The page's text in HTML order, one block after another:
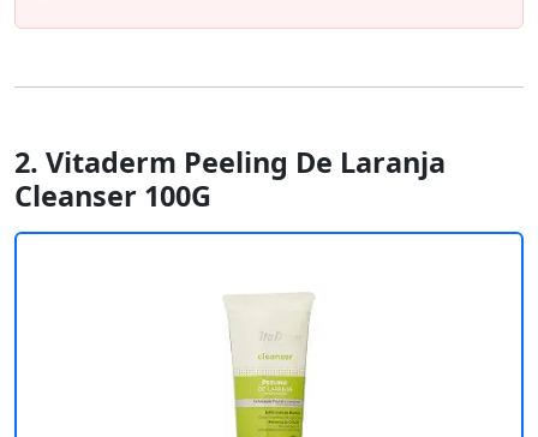
2. Vitaderm Peeling De Laranja
Cleanser 100G